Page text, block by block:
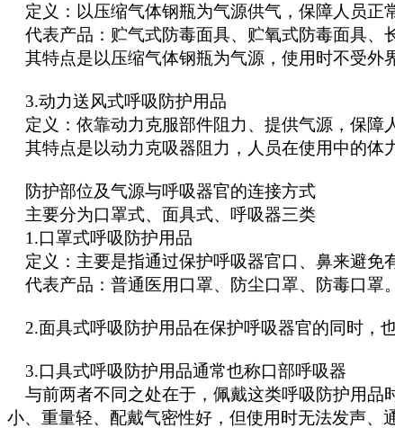
定义：以压缩气体钢瓶为气源供气，保障人员正
代表产品：贮气式防毒面具、贮氧式防毒面具、
其特点是以压缩气体钢瓶为气源，使用时不受外
3.动力送风式呼吸防护用品
定义：依靠动力克服部件阻力、提供气源，保障
其特点是以动力克吸器阻力，人员在使用中的体
防护部位及气源与呼吸器官的连接方式
主要分为口罩式、面具式、呼吸器三类
1.口罩式呼吸防护用品
定义：主要是指通过保护呼吸器官口、鼻来避免
代表产品：普通医用口罩、防尘口罩、防毒口罩。
2.面具式呼吸防护用品在保护呼吸器官的同时，
3.口具式呼吸防护用品通常也称口部呼吸器
与前两者不同之处在于，佩戴这类呼吸防护用品
小、重量轻、配戴气密性好，但使用时无法发声、